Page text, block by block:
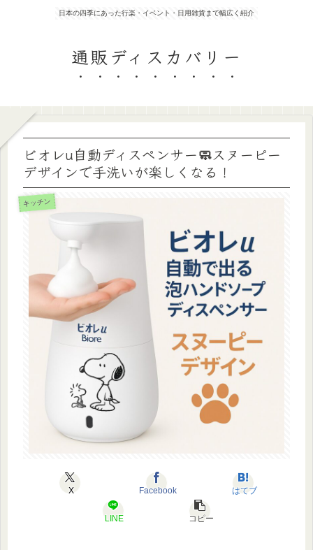
日本の四季にあった行楽・イベント・日用雑貨まで幅広く紹介
通販ディスカバリー
ビオレu自動ディスペンサー🧼スヌーピー
デザインで手洗いが楽しくなる！
キッチン
X Facebook はてブ
LINE コピー